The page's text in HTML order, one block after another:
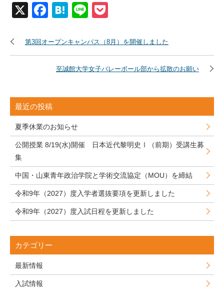
X Facebook
Hatena
Line
第3回オープンキャンパス（8月）を開催しました
至誠館大学女子バレーボール部から拡散のお願い
最近の投稿
夏季休業のお知らせ
公開授業 8/19(水)開催 日本近代黎明史Ⅰ（前期）受講生募
集
中国・山東青年政治学院と学術交流協定（MOU）を締結
令和9年（2027）度入学者選抜要項を更新しました
令和9年（2027）度入試日程を更新しました
カテゴリー
最新情報
入試情報